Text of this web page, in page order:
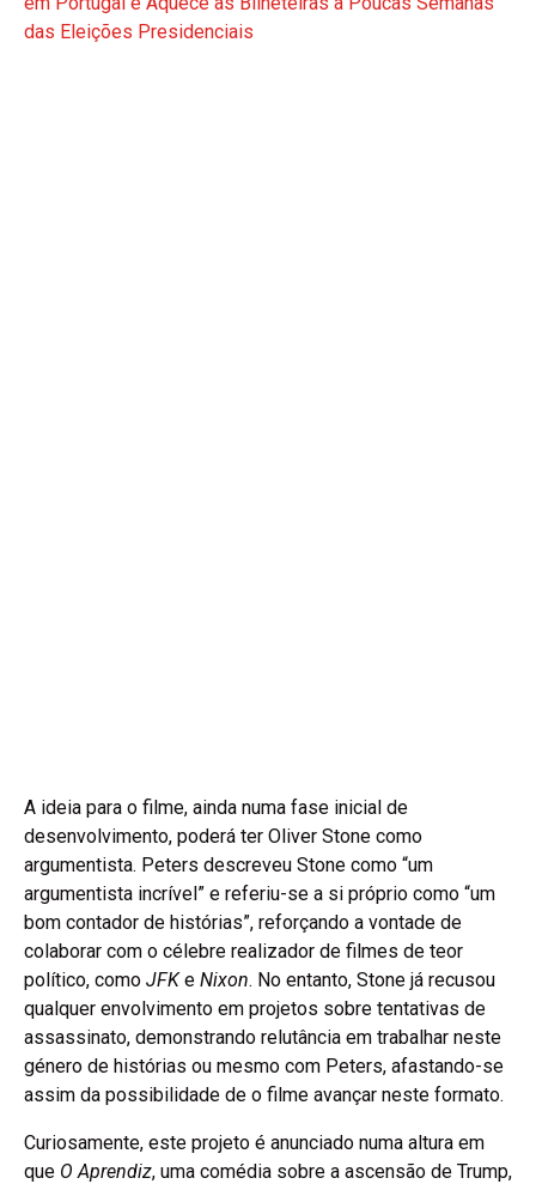
das Eleições Presidenciais
A ideia para o filme, ainda numa fase inicial de
desenvolvimento, poderá ter Oliver Stone como
argumentista. Peters descreveu Stone como “um
argumentista incrível” e referiu-se a si próprio como “um
bom contador de histórias”, reforçando a vontade de
colaborar com o célebre realizador de filmes de teor
político, como JFKe Nixon. No entanto, Stone já recusou
qualquer envolvimento em projetos sobre tentativas de
assassinato, demonstrando relutância em trabalhar neste
género de histórias ou mesmo com Peters, afastando-se
assim da possibilidade de o filme avançar neste formato.
Curiosamente, este projeto é anunciado numa altura em
que O Aprendiz, uma comédia sobre a ascensão de Trump,